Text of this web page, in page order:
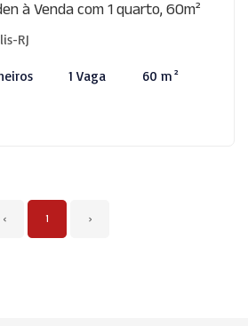
à Venda com 1 quarto, 60m²
RJ
1 Vaga 60 m²
‹ 1 ›